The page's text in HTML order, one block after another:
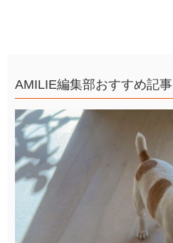
AMILIE編集部おすすめ記事